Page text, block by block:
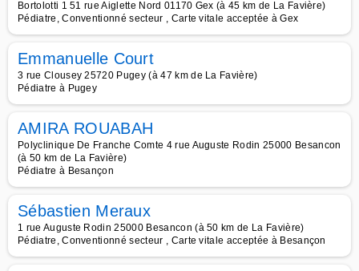
Bortolotti 1 51 rue Aiglette Nord 01170 Gex (à 45 km de La Favière)
Pédiatre, Conventionné secteur , Carte vitale acceptée à Gex
Emmanuelle Court
3 rue Clousey 25720 Pugey (à 47 km de La Favière)
Pédiatre à Pugey
AMIRA ROUABAH
Polyclinique De Franche Comte 4 rue Auguste Rodin 25000 Besancon
(à 50 km de La Favière)
Pédiatre à Besançon
Sébastien Meraux
1 rue Auguste Rodin 25000 Besancon (à 50 km de La Favière)
Pédiatre, Conventionné secteur , Carte vitale acceptée à Besançon